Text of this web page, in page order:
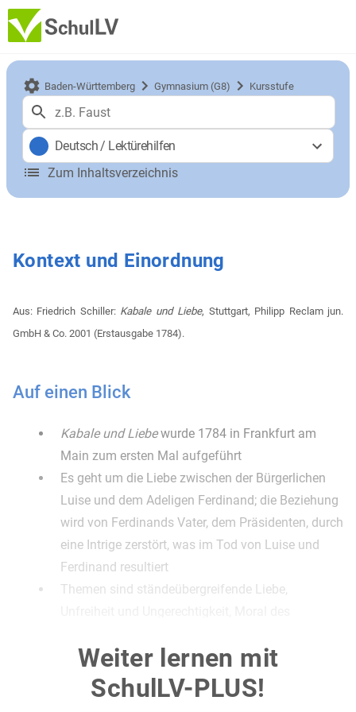
Baden-Württemberg Gymnasium (G8) Kursstufe
Deutsch/ Lektürehilfen
Zum Inhaltsverzeichnis
Kontext und Einordnung
Aus: Friedrich Schiller: Kabale und Liebe, Stuttgart, Philipp Reclam jun.
GmbH & Co. 2001 (Erstausgabe 1784).
Auf einen Blick
Kabale und Liebewurde 1784 in Frankfurt am
Main zum ersten Mal aufgeführt
Es geht um die Liebe zwischen der Bürgerlichen
Luise und dem Adeligen Ferdinand; die Beziehung
wird von Ferdinands Vater, dem Präsidenten, durch
eine Intrige zerstört, was im Tod von Luise und
Ferdinand resultiert
Themen sind ständeübergreifende Liebe,
Aufbegehren gegen die Ständegesellschaft
Das Drama ist typisch für die Epoche des Sturm
und Drang und die Gattung des von Lessing
Weiter lernen mit
SchulLV-PLUS!